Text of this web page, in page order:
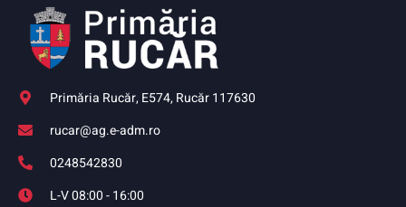
Primăria Rucăr, E574, Rucăr 117630
rucar@ag.e-adm.ro
0248542830
L-V 08:00 - 16:00